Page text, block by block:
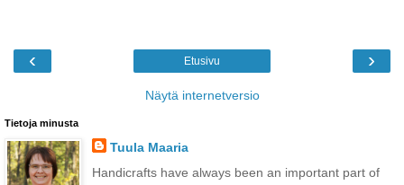
‹ ›
Etusivu
Näytä internetversio
Tietoja minusta
Tuula Maaria
Handicrafts have always been an important part of